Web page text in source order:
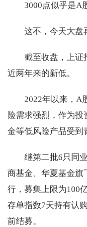
3000点似乎是A
这不，今天大盘
截至收盘，上证
近两年来的新低。
2022年以来，A
险需求强烈，作为
金等低风险产品受到
继第二批6只同
商基金、华夏基金旗
行，募集上限为100
存单指数7天持有认
前结募。